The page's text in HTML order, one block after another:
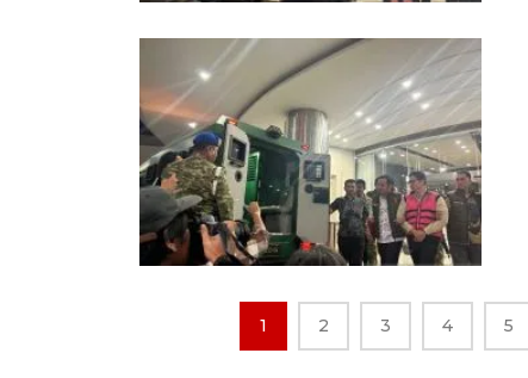
1 2 3 4 5